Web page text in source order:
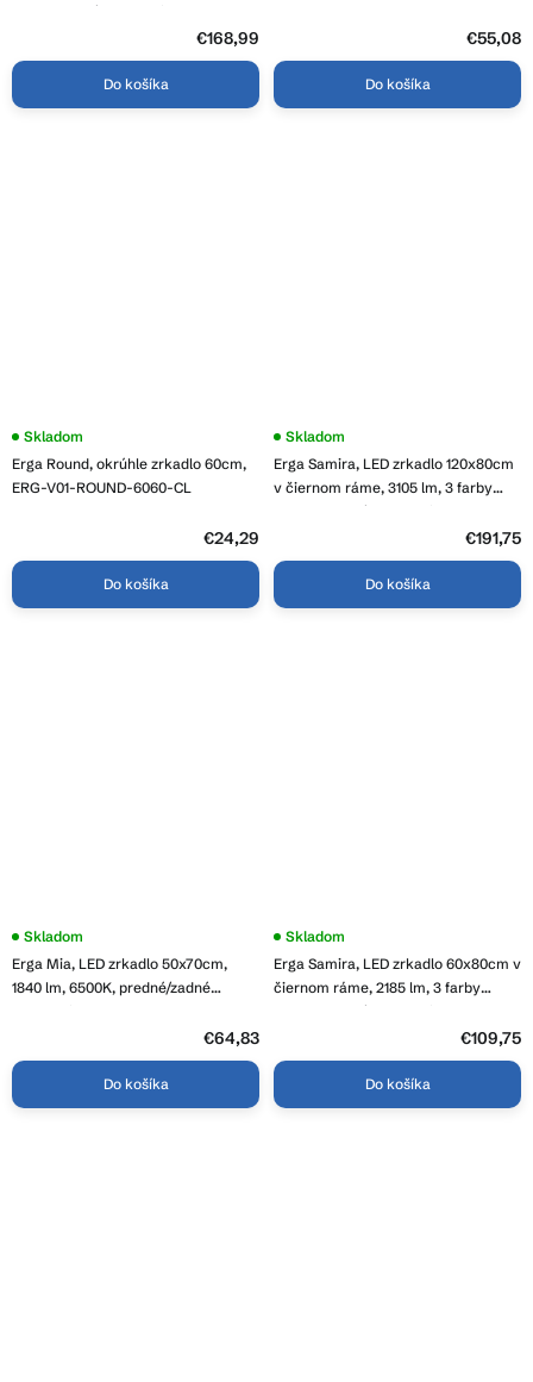
svetla, zadné osvetlenie, ERG-V01-
€168,99
Do košíka
€55,08
Do košíka
Erga Round, okrúhle zrkadlo 60cm,
ERG-V01-ROUND-6060-CL
Skladom
€24,29
Do košíka
Erga Samira, LED zrkadlo 120x80cm
v čiernom ráme, 3105 lm, 3 farby
svetla, predné osvetlenie, ERG-V01-
Skladom
€191,75
Do košíka
Erga Mia, LED zrkadlo 50x70cm,
1840 lm, 6500K, predné/zadné
Skladom
€64,83
Do košíka
Erga Samira, LED zrkadlo 60x80cm v
čiernom ráme, 2185 lm, 3 farby
svetla, predné osvetlenie, ERG-V01-
Skladom
€109,75
Do košíka